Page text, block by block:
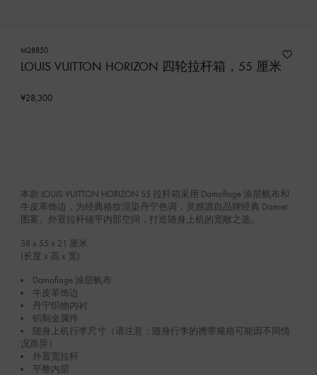
M28850
LOUIS VUITTON HORIZON 四轮拉杆箱，55 厘米
¥28,300
本款 LOUIS VUITTON HORIZON 55 拉杆箱采用 Damoflage 涂层帆布和
牛皮革饰边，为经典格纹渲染丹宁色调，灵感源自品牌经典 Damier
图案。外置拉杆铺平内部空间，打造随身上机的宽敞之选。
38 x 55 x 21 厘米
(长度 x 高 x 宽)
Damoflage 涂层帆布
牛皮革饰边
丹宁织物内衬
铝制金属件
随身上机行李尺寸（请注意：随身行李的携带规格可能因不同情
况而异）
外置宽拉杆
平整内层